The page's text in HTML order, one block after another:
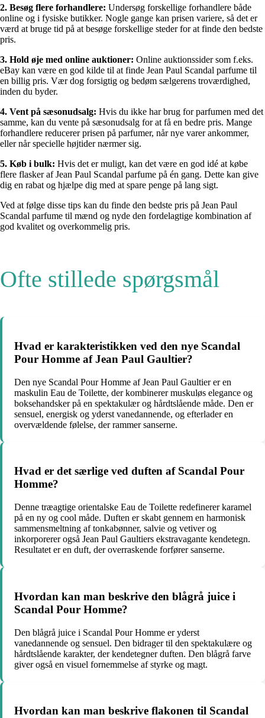
2. Besøg flere forhandlere: Undersøg forskellige forhandlere både
online og i fysiske butikker. Nogle gange kan prisen variere, så det er
værd at bruge tid på at besøge forskellige steder for at finde den bedste
pris.
3. Hold øje med online auktioner: Online auktionssider som f.eks.
eBay kan være en god kilde til at finde Jean Paul Scandal parfume til
en billig pris. Vær dog forsigtig og bedøm sælgerens troværdighed,
inden du byder.
4. Vent på sæsonudsalg: Hvis du ikke har brug for parfumen med det
samme, kan du vente på sæsonudsalg for at få en bedre pris. Mange
forhandlere reducerer prisen på parfumer, når nye varer ankommer,
eller når specielle højtider nærmer sig.
5. Køb i bulk: Hvis det er muligt, kan det være en god idé at købe
flere flasker af Jean Paul Scandal parfume på én gang. Dette kan give
dig en rabat og hjælpe dig med at spare penge på lang sigt.
Ved at følge disse tips kan du finde den bedste pris på Jean Paul
Scandal parfume til mænd og nyde den fordelagtige kombination af
god kvalitet og overkommelig pris.
Ofte stillede spørgsmål
Hvad er karakteristikken ved den nye Scandal
Pour Homme af Jean Paul Gaultier?
Den nye Scandal Pour Homme af Jean Paul Gaultier er en
maskulin Eau de Toilette, der kombinerer muskuløs elegance og
boksehandsker på en spektakulær og hårdtslående måde. Den er
sensuel, energisk og yderst vanedannende, og efterlader en
overvældende følelse, der rammer sanserne.
Hvad er det særlige ved duften af Scandal Pour
Homme?
Denne træagtige orientalske Eau de Toilette redefinerer karamel
på en ny og cool måde. Duften er skabt gennem en harmonisk
sammensmeltning af tonkabønner, salvie og vetiver og
inkorporerer også Jean Paul Gaultiers ekstravagante kendetegn.
Resultatet er en duft, der overraskende forfører sanserne.
Hvordan kan man beskrive den blågrå juice i
Scandal Pour Homme?
Den blågrå juice i Scandal Pour Homme er yderst
vanedannende og sensuel. Den bidrager til den spektakulære og
hårdtslående karakter, der kendetegner duften. Den blågrå farve
giver også en visuel fornemmelse af styrke og magt.
Hvordan kan man beskrive flakonen til Scandal